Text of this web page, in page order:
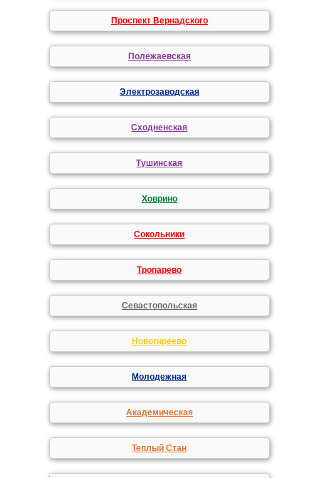
Проспект Вернадского
Полежаевская
Электрозаводская
Сходненская
Тушинская
Ховрино
Сокольники
Тропарево
Севастопольская
Новогиреево
Молодежная
Академическая
Теплый Стан